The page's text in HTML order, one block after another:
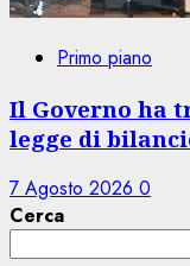
Primo piano
Il Governo ha
legge di
7 Agosto 2026 0
Cerca